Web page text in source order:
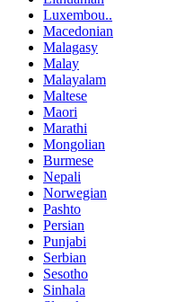
Luxembou..
Macedonian
Malagasy
Malay
Malayalam
Maltese
Maori
Marathi
Mongolian
Burmese
Nepali
Norwegian
Pashto
Persian
Punjabi
Serbian
Sesotho
Sinhala